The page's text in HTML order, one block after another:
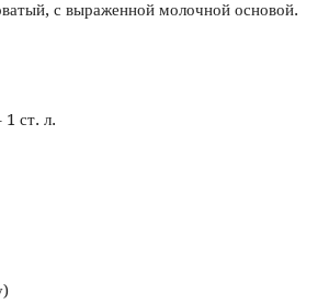
с выраженной молочной основой.
ст. л.